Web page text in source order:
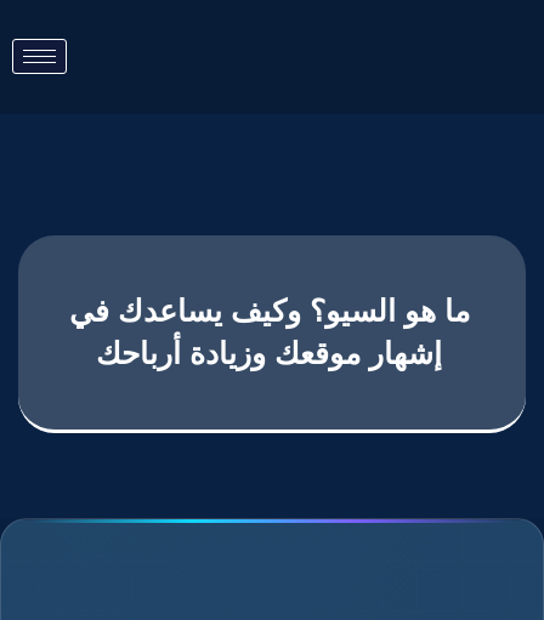
ما هو السيو؟ وكيف يساعدك في
إشهار موقعك وزيادة أرباحك